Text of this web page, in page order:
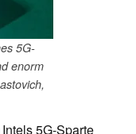
5G-
enorm
5G-Sparte